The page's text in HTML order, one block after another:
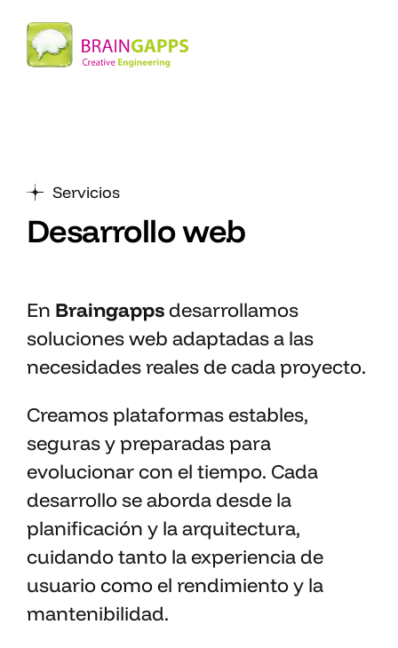
Servicios
Desarrollo web
En Braingappsdesarrollamos
soluciones web adaptadas a las
necesidades reales de cada proyecto.
Creamos plataformas estables,
seguras y preparadas para
evolucionar con el tiempo. Cada
desarrollo se aborda desde la
planificación y la arquitectura,
cuidando tanto la experiencia de
usuario como el rendimiento y la
mantenibilidad.